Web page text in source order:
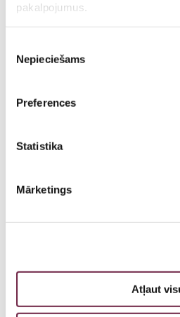
pakalpojumus.
izvēle
Nepieciešams
Preferences
Statistika
Mārketings
Atļaut
Arodārsts
Citi speciālisti